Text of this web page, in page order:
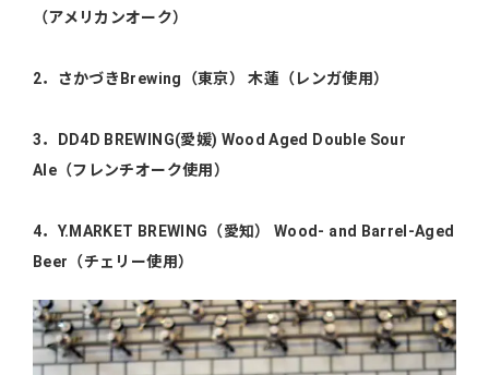
（アメリカンオーク）
2．さかづきBrewing（東京） 木蓮（レンガ使用）
3．DD4D BREWING(愛媛) Wood Aged Double Sour
Ale（フレンチオーク使用）
4．Y.MARKET BREWING（愛知） Wood- and Barrel-Aged
Beer（チェリー使用）